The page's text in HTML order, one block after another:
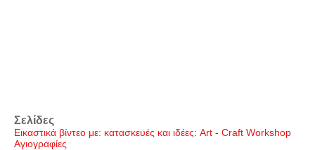
Σελίδες
Εικαστικά βίντεο με: κατασκευές και ιδέες: Art - Craft Workshop
Αγιογραφίες